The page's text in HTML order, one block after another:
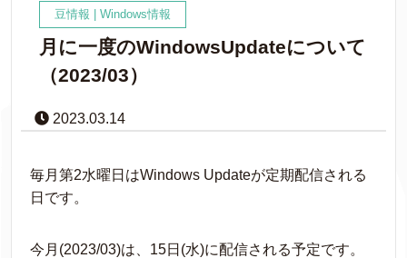
豆情報 Windows情報
月に一度のWindowsUpdateについて
（2023/03）
2023.03.14
毎月第2水曜日はWindows Updateが定期配信される
日です。
今月(2023/03)は、15日(水)に配信される予定です。